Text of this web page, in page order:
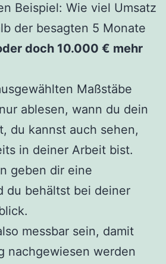
Beispiel: Wie viel Umsatz
der besagten 5 Monate
doch 10.000 € mehr
Maßstäbe
ablesen, wann du dein
du kannst auch sehen,
in deiner Arbeit bist.
geben dir eine
du behältst bei deiner
messbar sein, damit
nachgewiesen werden